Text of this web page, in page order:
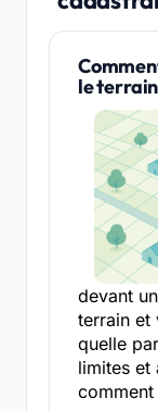
le
devant
terrain et
quelle
limites et